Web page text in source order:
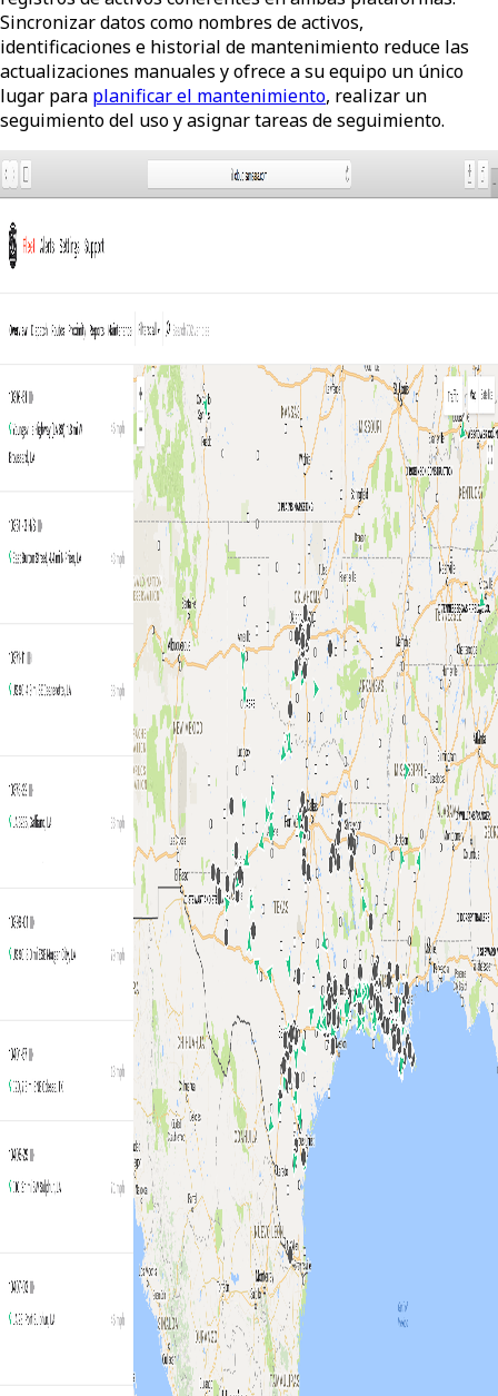
Sincronizar datos como nombres de activos,
identificaciones e historial de mantenimiento reduce las
actualizaciones manuales y ofrece a su equipo un único
lugar para planificar el mantenimiento, realizar un
seguimiento del uso y asignar tareas de seguimiento.